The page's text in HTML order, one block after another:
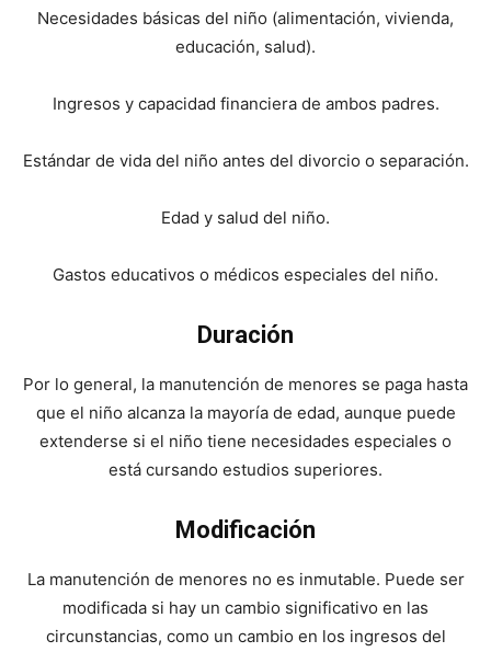
Necesidades básicas del niño (alimentación, vivienda,
educación, salud).
Ingresos y capacidad financiera de ambos padres.
Estándar de vida del niño antes del divorcio o separación.
Edad y salud del niño.
Gastos educativos o médicos especiales del niño.
Duración
Por lo general, la manutención de menores se paga hasta
que el niño alcanza la mayoría de edad, aunque puede
extenderse si el niño tiene necesidades especiales o
está cursando estudios superiores.
Modificación
La manutención de menores no es inmutable. Puede ser
modificada si hay un cambio significativo en las
circunstancias, como un cambio en los ingresos del